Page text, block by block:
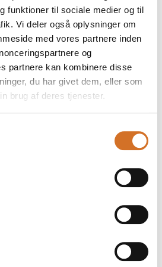
funktioner til sociale medier og til
Vi deler også oplysninger om
med vores partnere inden
og
partnere kan kombinere disse
du har givet dem, eller som
brug af deres tjenester.
Biavlerforening
Livsgrundlaget for os